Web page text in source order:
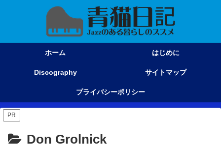
ホーム はじめに
Discography サイトマップ
プライバシーポリシー
PR
Don Grolnick